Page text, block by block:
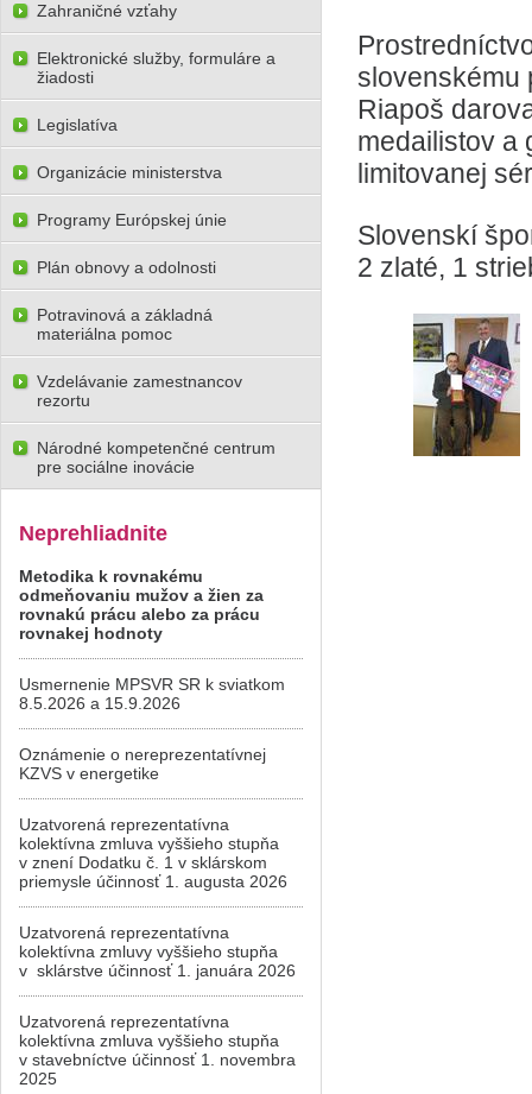
slovenskému
Riapoš
medailistov a
limitovanej
Slovenskí
2 zlaté, 1
Zahraničné vzťahy
Elektronické služby, formuláre a
žiadosti
Legislatíva
Organizácie ministerstva
Programy Európskej únie
Plán obnovy a odolnosti
Potravinová a základná
materiálna pomoc
Vzdelávanie zamestnancov
rezortu
Národné kompetenčné centrum
pre sociálne inovácie
Neprehliadnite
Metodika k rovnakému
odmeňovaniu mužov a žien za
rovnakú prácu alebo za prácu
rovnakej hodnoty
Usmernenie MPSVR SR k sviatkom
8.5.2026 a 15.9.2026
Oznámenie o nereprezentatívnej
KZVS v energetike
Uzatvorená reprezentatívna
kolektívna zmluva vyššieho stupňa
v znení Dodatku č. 1 v sklárskom
priemysle účinnosť 1. augusta 2026
Uzatvorená reprezentatívna
kolektívna zmluvy vyššieho stupňa
v sklárstve účinnosť 1. januára 2026
Uzatvorená reprezentatívna
kolektívna zmluva vyššieho stupňa
v stavebníctve účinnosť 1. novembra
2025